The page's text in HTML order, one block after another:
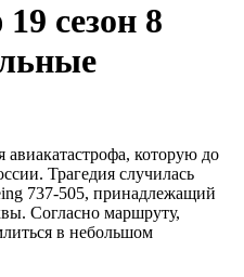
сезон 8
авиакатастрофа, которую до
Трагедия случилась
737-505, принадлежащий
Согласно маршруту,
в небольшом